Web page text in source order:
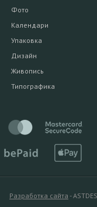
Фото
Календари
Упаковка
Дизайн
Живопись
Типографика
Разработка сайта -